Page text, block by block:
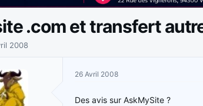
.com et transfert
2008
26 Avril 2008
Des avis sur AskMySite ?